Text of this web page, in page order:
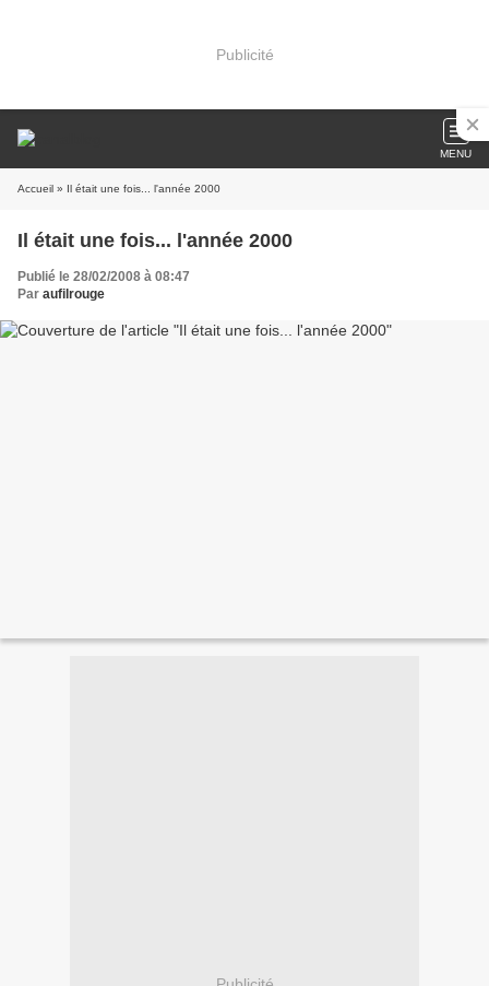
Publicité
MENU
Accueil » Il était une fois... l'année 2000
Il était une fois... l'année 2000
Publié le 28/02/2008 à 08:47
Par aufilrouge